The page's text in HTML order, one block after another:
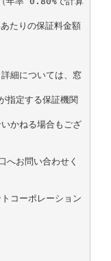
たりの保証料金額
細については、窓
指定する保証機関
かねる場合もござ
へお問い合わせく
コーポレーション